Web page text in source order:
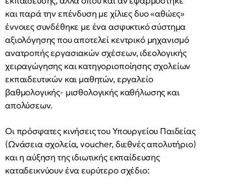
και παρά την επένδυση με χίλιες δυο «αθώες»
έννοιες συνδέθηκε με ένα ασφυκτικό σύστημα
αξιολόγησης που αποτελεί κεντρικό μηχανισμό
ανατροπής εργασιακών σχέσεων, ιδεολογικής
χειραγώγησης και κατηγοριοποίησης σχολείων
εκπαιδευτικών και μαθητών, εργαλείο
βαθμολογικής- μισθολογικής καθήλωσης και
απολύσεων.
Οι πρόσφατες κινήσεις του Υπουργείου Παιδείας
(Ωνάσεια σχολεία, voucher, διεθνές απολυτήριο)
και η αύξηση της ιδιωτικής εκπαίδευσης
καταδεικνύουν ένα ευρύτερο σχέδιο: